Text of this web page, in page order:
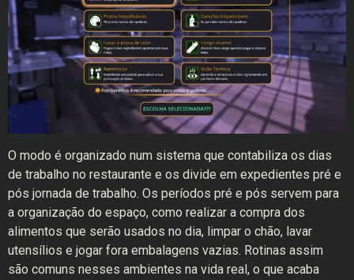
O modo é organizado num sistema que contabiliza os dias
de trabalho no restaurante e os divide em expedientes pré e
pós jornada de trabalho. Os períodos pré e pós servem para
a organização do espaço, como realizar a compra dos
alimentos que serão usados no dia, limpar o chão, lavar
utensílios e jogar fora embalagens vazias. Rotinas assim
são comuns nesses ambientes na vida real, o que acaba